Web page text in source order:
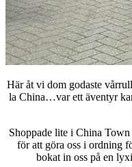
Här åt vi dom godaste
la China…var ett äventyr
Shoppade lite i China
för att göra oss i ordning
bokat in oss på en